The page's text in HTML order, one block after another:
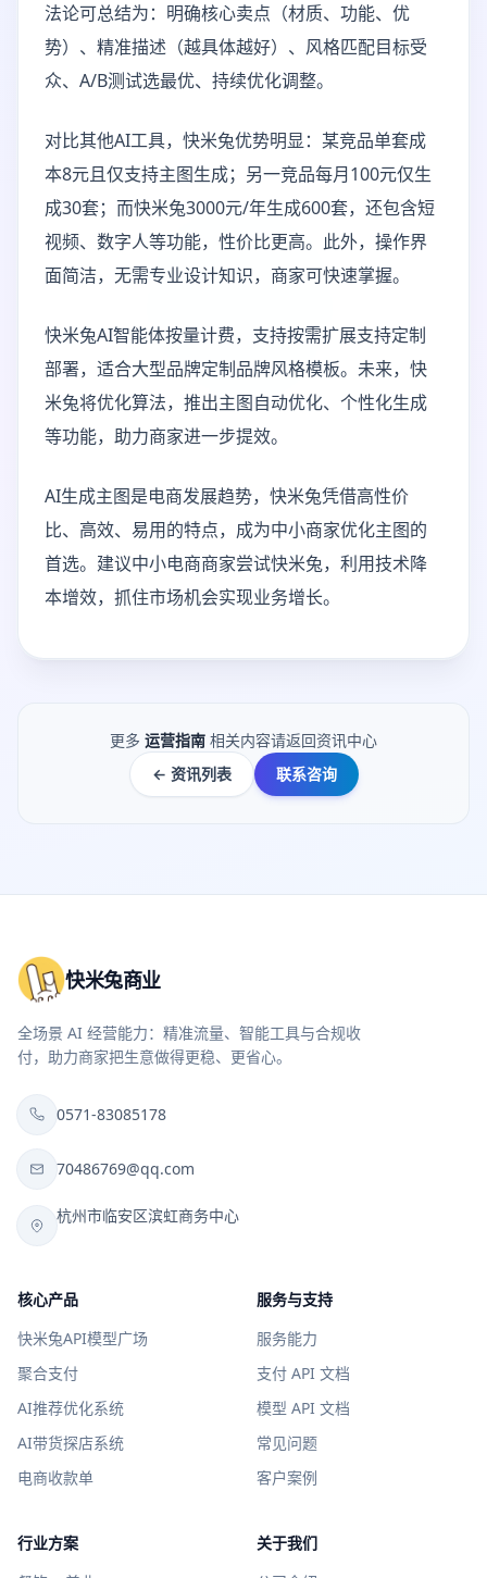
法论可总结为：明确核心卖点（材质、功能、优
势）、精准描述（越具体越好）、风格匹配目标受
众、A/B测试选最优、持续优化调整。
对比其他AI工具，快米兔优势明显：某竞品单套成
本8元且仅支持主图生成；另一竞品每月100元仅生
成30套；而快米兔3000元/年生成600套，还包含短
视频、数字人等功能，性价比更高。此外，操作界
面简洁，无需专业设计知识，商家可快速掌握。
快米兔AI智能体按量计费，支持按需扩展支持定制
部署，适合大型品牌定制品牌风格模板。未来，快
米兔将优化算法，推出主图自动优化、个性化生成
等功能，助力商家进一步提效。
AI生成主图是电商发展趋势，快米兔凭借高性价
比、高效、易用的特点，成为中小商家优化主图的
首选。建议中小电商商家尝试快米兔，利用技术降
本增效，抓住市场机会实现业务增长。
更多 运营指南 相关内容请返回资讯中心
← 资讯列表
联系咨询
快米兔商业
全场景 AI 经营能力：精准流量、智能工具与合规收
付，助力商家把生意做得更稳、更省心。
0571-83085178
70486769@qq.com
杭州市临安区滨虹商务中心
核心产品
快米兔API模型广场
聚合支付
AI推荐优化系统
AI带货探店系统
电商收款单
服务与支持
服务能力
支付 API 文档
模型 API 文档
常见问题
客户案例
行业方案
关于我们